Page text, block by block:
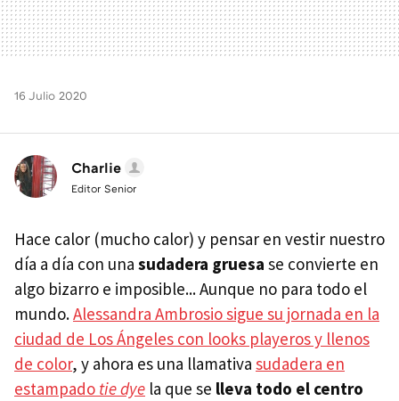
16 Julio 2020
Charlie
Editor Senior
Hace calor (mucho calor) y pensar en vestir nuestro
día a día con una sudadera gruesa se convierte en
algo bizarro e imposible... Aunque no para todo el
mundo.Alessandra Ambrosio sigue su jornada en la
ciudad de Los Ángeles con looks playeros y llenos
de color, y ahora es una llamativa sudadera en
estampado tie dye la que se lleva todo el centro